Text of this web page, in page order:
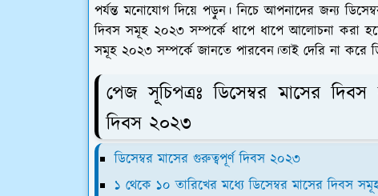
পর্যন্ত মনোযোগ দিয়ে পড়ুন। নিচে আপনাদের জন্য
দিবস সমূহ ২০২৩ সম্পর্কে ধাপে ধাপে আলোচনা করা
সমূহ ২০২৩ সম্পর্কে জানতে পারবেন।তাই দেরি না করে
পেজ সূচিপত্রঃ ডিসেম্বর মাসের
দিবস ২০২৩
ডিসেম্বর মাসের গুরুত্বপূর্ণ দিবস ২০২৩
১ থেকে ১০ তারিখের মধ্যে ডিসেম্বর মাসের দিবস